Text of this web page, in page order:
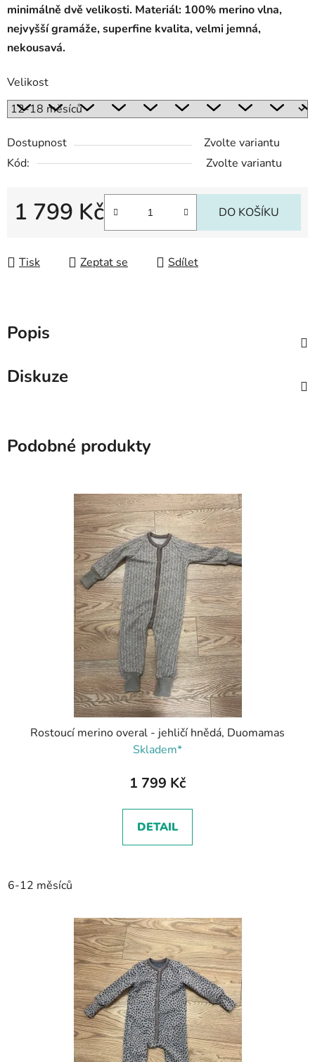
minimálně dvě velikosti. Materiál: 100% merino vlna,
nejvyšší gramáže, superfine kvalita, velmi jemná,
nekousavá.
Velikost
Dostupnost
Zvolte variantu
Kód:
Zvolte variantu
1 799 Kč DO KOŠÍKU
Tisk Zeptat se Sdílet
Popis
Diskuze
Podobné produkty
Rostoucí merino overal - jehličí hnědá, Duomamas
Skladem*
1 799 Kč
DETAIL
6-12 měsíců